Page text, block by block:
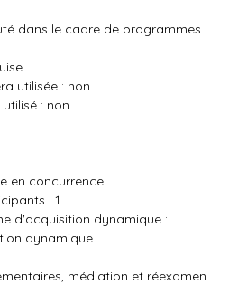
dans le cadre de programmes
utilisée : non
: non
en concurrence
: 1
d'acquisition dynamique :
dynamique
médiation et réexamen